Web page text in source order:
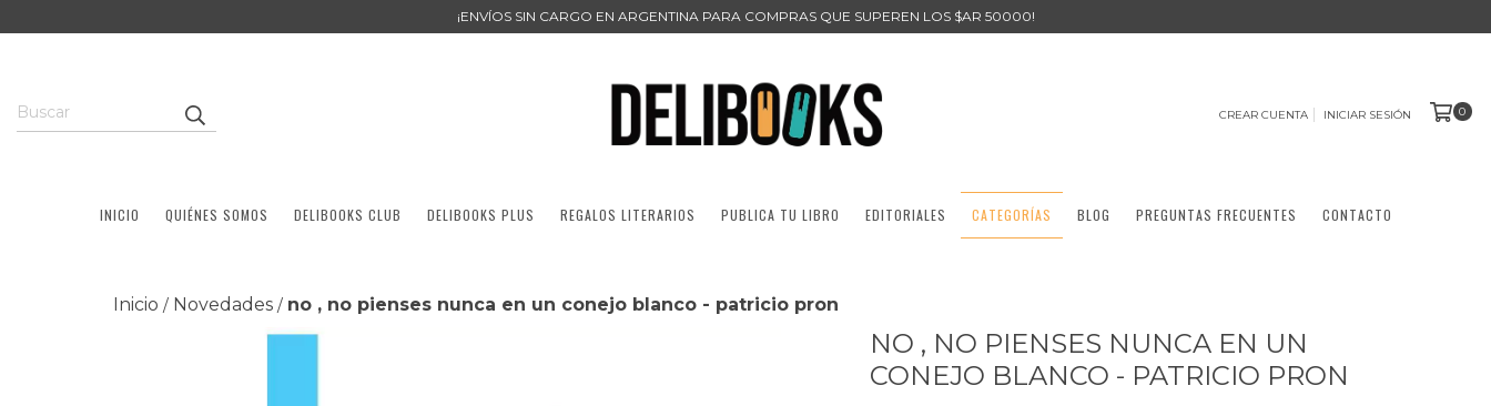
¡ENVÍOS SIN CARGO EN ARGENTINA PARA COMPRAS QUE SUPEREN LOS $AR 50000!
CREAR CUENTA INICIAR SESIÓN 0
INICIO QUIÉNES SOMOS DELIBOOKS CLUB DELIBOOKS PLUS REGALOS LITERARIOS PUBLICA TU LIBRO EDITORIALES CATEGORÍAS BLOG PREGUNTAS FRECUENTES CONTACTO
Inicio / Novedades / no , no pienses nunca en un conejo blanco - patricio pron
NO , NO PIENSES NUNCA EN UN
CONEJO BLANCO - PATRICIO PRON